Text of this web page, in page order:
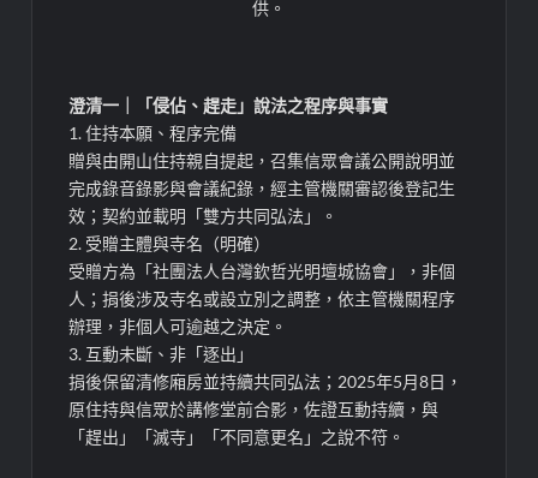
供。
澄清一｜「侵佔、趕走」說法之程序與事實
1. 住持本願、程序完備
贈與由開山住持親自提起，召集信眾會議公開說明並
完成錄音錄影與會議紀錄，經主管機關審認後登記生
效；契約並載明「雙方共同弘法」。
2. 受贈主體與寺名（明確）
受贈方為「社團法人台灣欽哲光明壇城協會」，非個
人；捐後涉及寺名或設立別之調整，依主管機關程序
辦理，非個人可逾越之決定。
3. 互動未斷、非「逐出」
捐後保留清修廂房並持續共同弘法；2025年5月8日，
原住持與信眾於講修堂前合影，佐證互動持續，與
「趕出」「滅寺」「不同意更名」之說不符。